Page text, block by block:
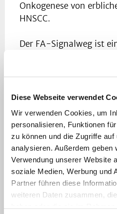
Diese Webseite verwendet
Wir verwenden Cookies, um
personalisieren, Funktionen
zu können und die Zugriffe
analysieren. Außerdem geben
Verwendung unserer Website
soziale Medien, Werbung und
Partner führen diese
weiteren Daten zusammen,
haben oder die sie im
Onkogenese von
HNSCC.
Der FA-Signalweg ist
Bestandteil der
Homologen
Auftreten eines DNA-
complex mit den
in dem sich die
FANC-A/B/C/E/F/G/L/M
interagierende
Gene FAAP24 und
Dieser FA core
Paraloge FANCD2 und
Monoubiquitinierung.